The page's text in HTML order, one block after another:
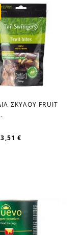
favorite_borderΣΚΥΛΟΥ FRUIT
3,51 €